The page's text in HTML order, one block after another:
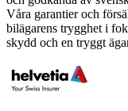
Våra garantier och
bilägarens trygghet i
skydd och en tryggt